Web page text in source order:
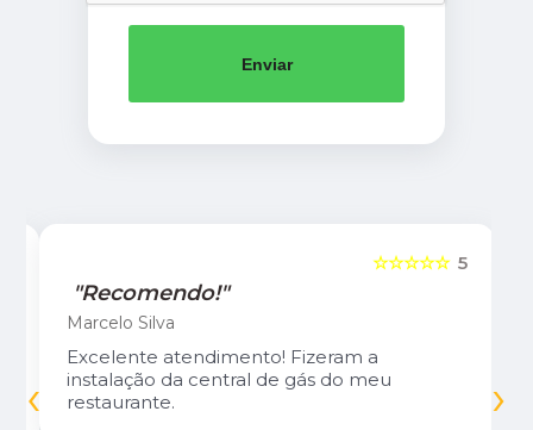
Enviar
5
☆☆☆☆☆
"Recomendo!"
Marcelo Silva
Excelente atendimento! Fizeram a
instalação da central de gás do meu
restaurante.
‹ ›